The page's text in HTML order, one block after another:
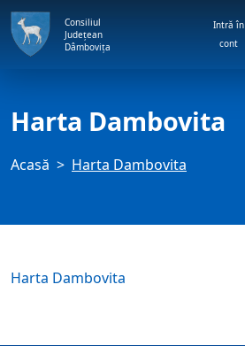
Consiliul
Județean
Dâmbovița
Intră în
cont
Harta Dambovita
Acasă Harta Dambovita
Harta Dambovita